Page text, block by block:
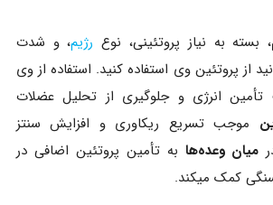
، بسته به نیاز پروتئینی، نوع رژیم، و شدت
از پروتئین وی استفاده کنید. استفاده از وی
تأمین انرژی و جلوگیری از تحلیل عضلات
موجب تسریع ریکاوری و افزایش سنتز
میان‌ وعده‌ها به تأمین پروتئین اضافی در
کمک میکند.